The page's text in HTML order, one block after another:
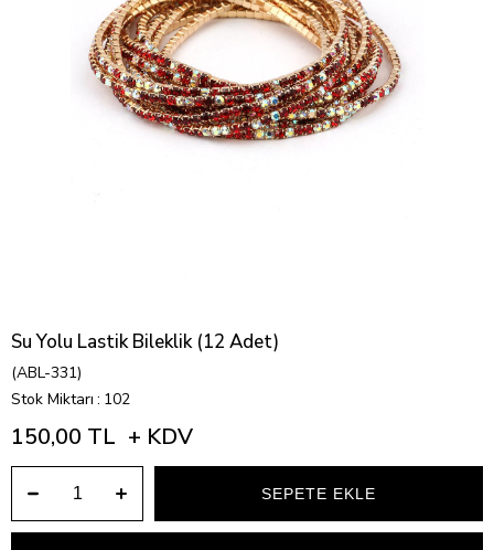
Su Yolu Lastik Bileklik (12 Adet)
(ABL-331)
Stok Miktarı : 102
150,00 TL + KDV